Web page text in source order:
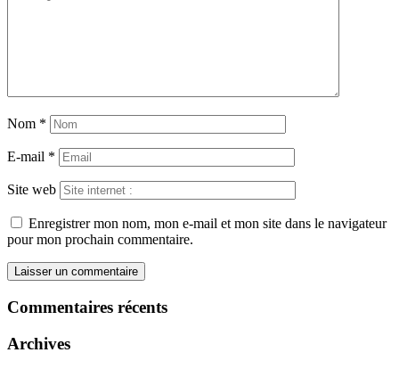
Nom *
E-mail *
Site web
Enregistrer mon nom, mon e-mail et mon site dans le navigateur
pour mon prochain commentaire.
Commentaires récents
Archives